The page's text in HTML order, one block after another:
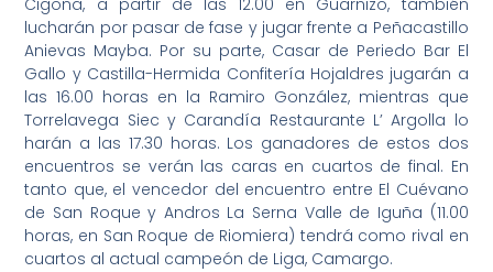
Cigoña, a partir de las 12.00 en Guarnizo, también
lucharán por pasar de fase y jugar frente a Peñacastillo
Anievas Mayba. Por su parte, Casar de Periedo Bar El
Gallo y Castilla-Hermida Confitería Hojaldres jugarán a
las 16.00 horas en la Ramiro González, mientras que
Torrelavega Siec y Carandía Restaurante L’ Argolla lo
harán a las 17.30 horas. Los ganadores de estos dos
encuentros se verán las caras en cuartos de final. En
tanto que, el vencedor del encuentro entre El Cuévano
de San Roque y Andros La Serna Valle de Iguña (11.00
horas, en San Roque de Riomiera) tendrá como rival en
cuartos al actual campeón de Liga, Camargo.